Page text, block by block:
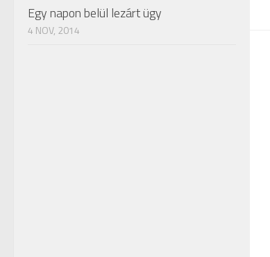
Egy napon belül lezárt ügy
4 NOV, 2014